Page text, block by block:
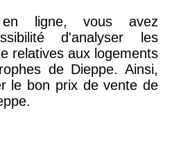
€ 11 322 €
11 141 €
en ligne, vous avez
d'analyser les
relatives aux logements
de Dieppe. Ainsi,
le bon prix de vente de